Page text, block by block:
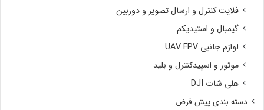
فلایت کنترل و ارسال تصویر و دوربین
گیمبال و استیدیکم
لوازم جانبی UAV FPV
موتور و اسپیدکنترل و بلید
هلی شات DJI
دسته بندی پیش فرض